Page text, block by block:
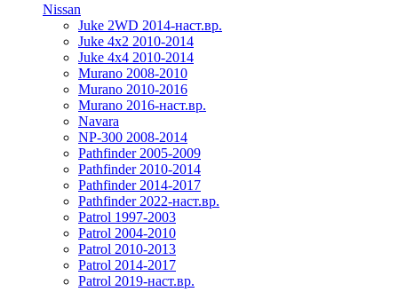
Nissan
Juke 2WD 2014-наст.вр.
Juke 4x2 2010-2014
Juke 4x4 2010-2014
Murano 2008-2010
Murano 2010-2016
Murano 2016-наст.вр.
Navara
NP-300 2008-2014
Pathfinder 2005-2009
Pathfinder 2010-2014
Pathfinder 2014-2017
Pathfinder 2022-наст.вр.
Patrol 1997-2003
Patrol 2004-2010
Patrol 2010-2013
Patrol 2014-2017
Patrol 2019-наст.вр.